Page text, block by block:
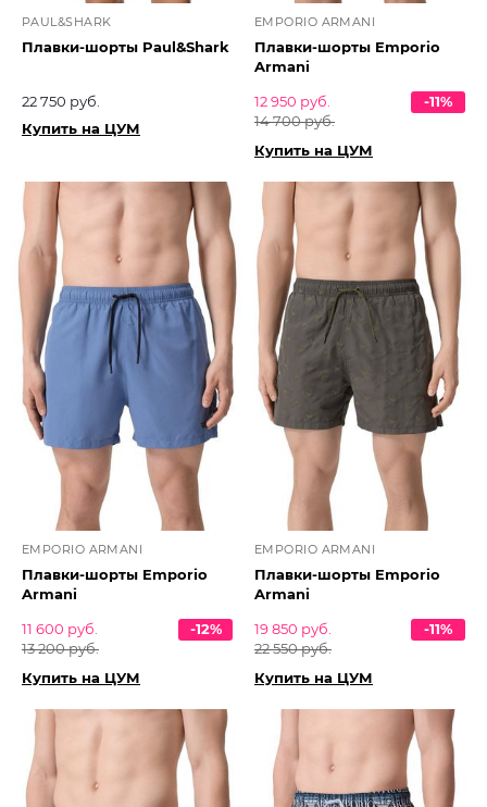
PAUL&SHARK
Плавки-шорты Paul&Shark
22 750 руб.
Купить на ЦУМ
EMPORIO ARMANI
Плавки-шорты Emporio
Armani
12 950 руб.
14 700 руб.
-11%
Купить на ЦУМ
EMPORIO ARMANI
Плавки-шорты Emporio
Armani
11 600 руб.
13 200 руб.
-12%
Купить на ЦУМ
EMPORIO ARMANI
Плавки-шорты Emporio
Armani
19 850 руб.
22 550 руб.
-11%
Купить на ЦУМ